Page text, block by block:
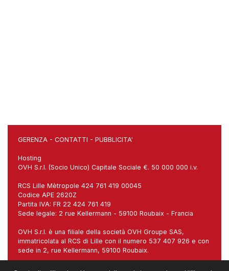
GERENZA - CONTATTI - PUBBLICITA'
Hosting
OVH S.r.l. (Socio Unico) Capitale Sociale €. 50 000 000 i.v.
RCS Lille Mètropole 424 761 419 00045
Codice APE 2620Z
Partita IVA: FR 22 424 761 419
Sede legale: 2 rue Kellermann - 59100 Roubaix - Francia
OVH S.r.l. è una filiale della società OVH Groupe SAS,
immatricolata al RCS di Lille con il numero 537 407 926 e con
sede in 2, rue Kellermann, 59100 Roubaix.
Sede italiana: Via Carlo Imbonati, 18, 20159 Milano (MI)